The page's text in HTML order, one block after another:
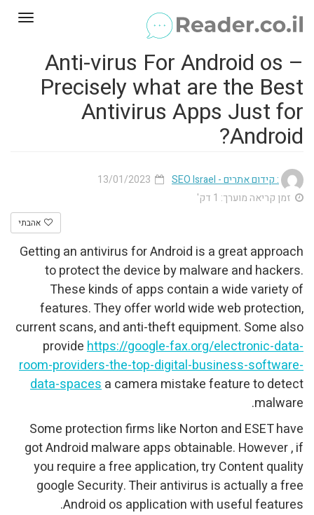
Anti-virus For Android os –
Precisely what are the Best
Antivirus Apps Just for
Android?
: קידום אתרים - SEO Israel
זמן קריאה מוערך: 1 דק'
אהבתי
Getting an antivirus for Android is a great approach
to protect the device by malware and hackers.
These kinds of apps contain a wide variety of
features. They offer world wide web protection,
current scans, and anti-theft equipment. Some also
providehttps://google-fax.org/electronic-data-
room-providers-the-top-digital-business-software-
data-spacesa camera mistake feature to detect
malware.
Some protection firms like Norton and ESET have
got Android malware apps obtainable. However , if
you require a free application, try Content quality
google Security. Their antivirus is actually a free
Android os application with useful features.